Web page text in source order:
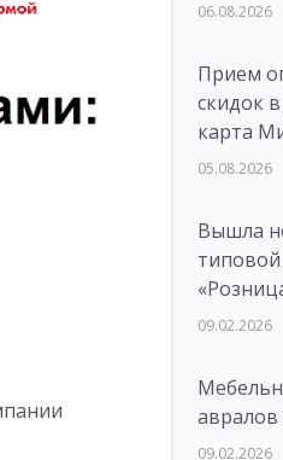
06.08.2026
Прием
скидок
карта
05.08.2026
Вышла
09.02.2026
09.02.2026